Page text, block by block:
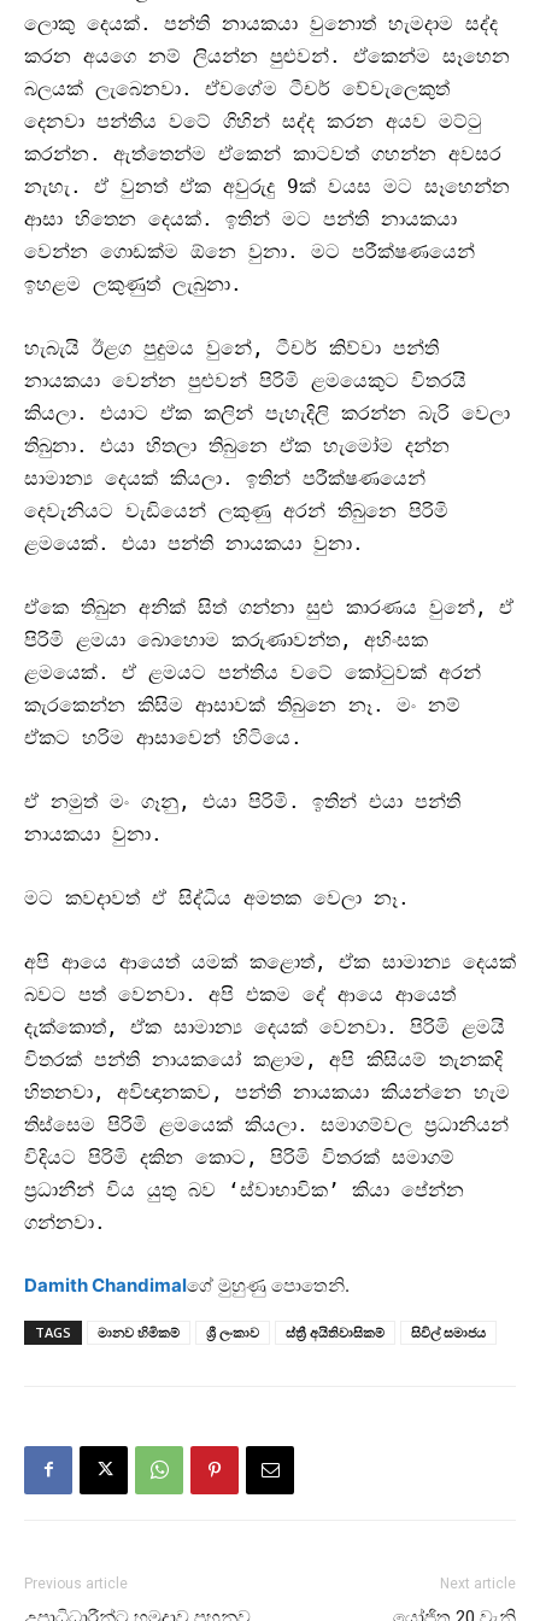
ලොකු දෙයක්. පන්ති නායකයා වුනොත් හැමදාම සද්ද
කරන අයගෙ නම් ලියන්න පුළුවන්. ඒකෙන්ම සෑහෙන
බලයක් ලැබෙනවා. ඒවගේම ටීචර් වේවැලෙකුත්
දෙනවා පන්තිය වටේ ගිහින් සද්ද කරන අයව මට්ටු
කරන්න . ඇත්තෙන්ම ඒකෙන් කාටවත් ගහන්න අවසර
නැහැ . ඒ වුනත් ඒක අවුරුදු 9ක් වයස මට සෑහෙන්න
ආසා හිතෙන දෙයක්. ඉතින් මට පන්ති නායකයා
වෙන්න ‌ගොඩක්ම ඕනෙ වුනා. මට පරීක්ෂණයෙන්
ඉහළම ලකුණුත් ලැබුනා.
හැබැයි ඊළග පුදුමය වුනේ , ටීචර් කිව්වා පන්ති
නායකයා වෙන්න පුළුවන් පිරිමි ළමයෙකුට විතරයි
කියලා. එයාට ඒක කලින් පැහැදිලි කරන්න බැරි වෙලා
තිබුනා. එයා හිතලා තිබුනෙ ඒක හැමෝම දන්න
සාමාන්‍ය දෙයක් කියලා. ඉතින් පරීක්ෂණයෙන්
දෙවැනියට වැඩියෙන් ලකුණු අරන් තිබුනෙ පිරිමි
ළමයෙක්. එයා පන්ති නායකයා වුනා.
ඒකෙ තිබුන අනික් සිත් ගන්නා සුළු කාරණය වුනේ , ඒ
පිරිමි ළමයා බොහොම කරුණාවන්ත , අහිංසක
ළමයෙක්. ඒ ළමයට පන්තිය වටේ කෝටුවක් අරන්
කැරකෙන්න කිසිම ආසාවක් තිබුනෙ නෑ . මං නම්
ඒකට හරිම ආසාවෙන් හිටියෙ .
ඒ නමුත් මං ගෑනු , එයා පිරිමි . ඉතින් එයා පන්ති
නායකයා වුනා.
මට කවදාවත් ඒ සිද්ධිය අමතක වෙලා නෑ .
අපි ආයෙ ආයෙත් යමක් කළොත් , ඒක සාමාන්‍ය ‌දෙයක්
බවට පත් වෙනවා. අපි එකම දේ ආයෙ ආයෙත්
දැක්කොත් , ඒක සාමාන්‍ය දෙයක් වෙනවා. පිරිමි ළමයි
විතරක් පන්ති නායකයෝ කළාම , අපි කිසියම් තැනකදි
හිතනවා , අවිඥානකව , පන්ති නායකයා කියන්නෙ හැම
තිස්සෙම පිරිමි ළමයෙක් කියලා. සමාගම්වල ප්‍රධානියන්
විදියට පිරිමි දකින කොට , පිරිමි විතරක් සමාගම්
ප්‍රධානීන් විය යුතු බව ‘ස්වාභාවික’ කියා පේන්න
ගන්නවා.
Damith Chandimalගේ මුහුණු පොතෙනි.
TAGS මානව හිමිකම් ශ්‍රී ලංකාව ස්ත්‍රී අයිතිවාසිකම් සිවිල් සමාජය
Previous article Next article